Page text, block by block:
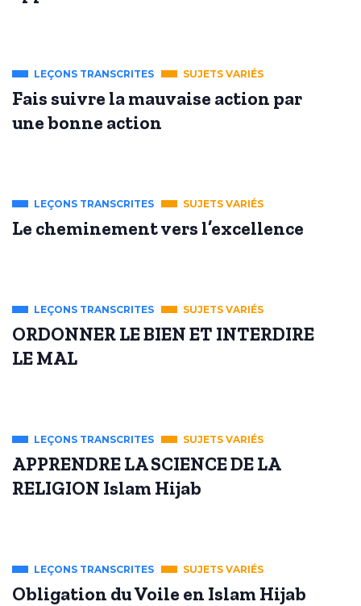
LEÇONS TRANSCRITES SUJETS VARIÉS
Fais suivre la mauvaise action par
une bonne action
LEÇONS TRANSCRITES SUJETS VARIÉS
Le cheminement vers l’excellence
LEÇONS TRANSCRITES SUJETS VARIÉS
ORDONNER LE BIEN ET INTERDIRE
LE MAL
LEÇONS TRANSCRITES SUJETS VARIÉS
APPRENDRE LA SCIENCE DE LA
RELIGION Islam Hijab
LEÇONS TRANSCRITES SUJETS VARIÉS
Obligation du Voile en Islam Hijab